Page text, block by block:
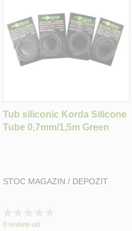
Tub siliconic Korda Silicone
Tube 0,7mm/1,5m Green
STOC MAGAZIN / DEPOZIT
0%
0 review-uri